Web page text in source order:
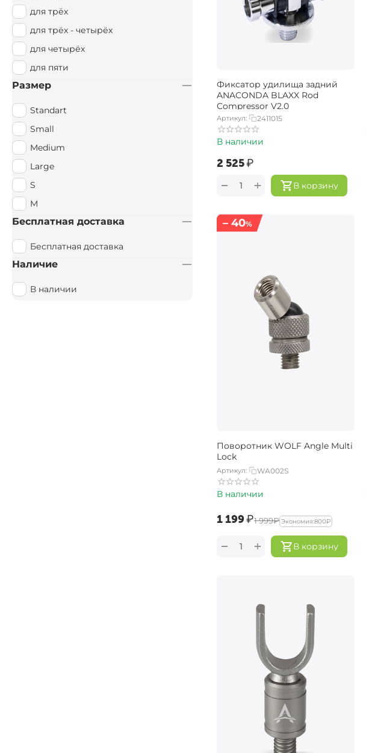
Фиксатор удилища задний
ANACONDA BLAXX Rod
Compressor V2.0
Артикул: 2411015
В наличии
‍2 525‍₽
В корзину
+
−
– 40%
Поворотник WOLF Angle Multi
Lock
Артикул: WA002S
В наличии
‍1 199‍₽‍1 999‍₽ Экономия:‍800‍₽
В корзину
+
−
для трёх
для трёх - четырёх
для четырёх
для пяти
Размер
Standart
Small
Medium
Large
S
M
Бесплатная доставка
Бесплатная доставка
Наличие
В наличии